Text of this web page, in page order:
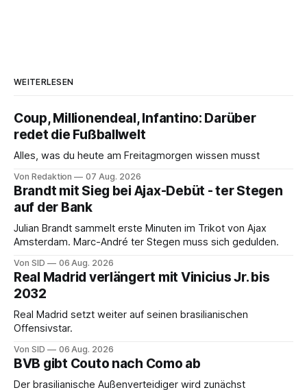
WEITERLESEN
Coup, Millionendeal, Infantino: Darüber
redet die Fußballwelt
Alles, was du heute am Freitagmorgen wissen musst
Von Redaktion 07 Aug. 2026
Brandt mit Sieg bei Ajax-Debüt - ter Stegen
auf der Bank
Julian Brandt sammelt erste Minuten im Trikot von Ajax
Amsterdam. Marc-André ter Stegen muss sich gedulden.
Von SID 06 Aug. 2026
Real Madrid verlängert mit Vinicius Jr. bis
2032
Real Madrid setzt weiter auf seinen brasilianischen
Offensivstar.
Von SID 06 Aug. 2026
BVB gibt Couto nach Como ab
Der brasilianische Außenverteidiger wird zunächst